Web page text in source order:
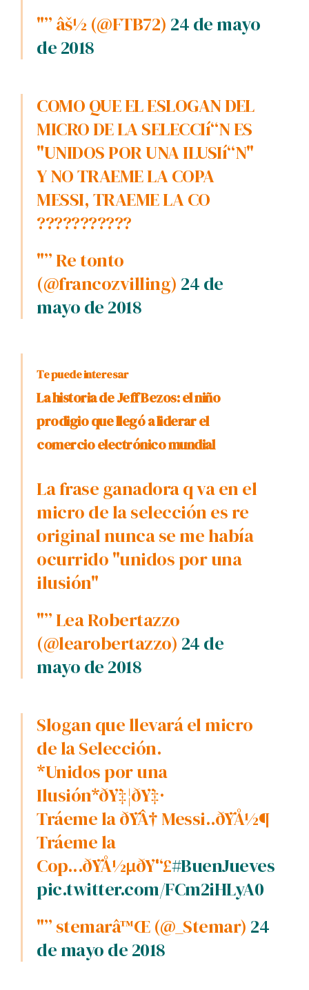
"” âš½ (@FTB72) 24 de mayo
de 2018
COMO QUE EL ESLOGAN DEL
MICRO DE LA SELECCIí“N ES
"UNIDOS POR UNA ILUSIí“N"
Y NO TRAEME LA COPA
MESSI, TRAEME LA CO
???????????
"” Re tonto
(@francozvilling) 24 de
mayo de 2018
Te puede interesar
La historia de Jeff Bezos: el niño
prodigio que llegó a liderar el
comercio electrónico mundial
La frase ganadora q va en el
micro de la selección es re
original nunca se me habí­a
ocurrido "unidos por una
ilusión"
"” Lea Robertazzo
(@learobertazzo) 24 de
mayo de 2018
Slogan que llevará el micro
de la Selección.
*Unidos por una
Ilusión*ðŸ‡¦ðŸ‡·
Tráeme la ðŸÂ† Messi..ðŸÅ½¶
Tráeme la
Cop...ðŸÅ½µðŸ“£#BuenJueves
pic.twitter.com/FCm2iHLyA0
"” stemarâ™Œ (@_Stemar) 24
de mayo de 2018